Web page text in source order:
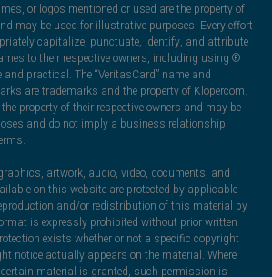
or logos mentioned or used are the property of
may be used for illustrative purposes. Every effort
capitalize, punctuate, identify, and attribute
to their respective owners, including using ®
practical. The “VeritasCard” name and
are trademarks and the property of Klopercom.
property of their respective owners and may be
and do not imply a business relationship
artwork, audio, video, documents, and
on this website are protected by applicable
and/or redistribution of this material by
is expressly prohibited without prior written
exists whether or not a specific copyright
notice actually appears on the material. Where
material is granted, such permission is